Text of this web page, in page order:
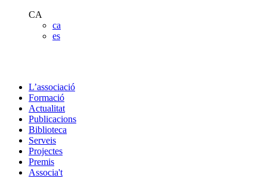
CA
ca
es
L’associació
Formació
Actualitat
Publicacions
Biblioteca
Serveis
Projectes
Premis
Associa't